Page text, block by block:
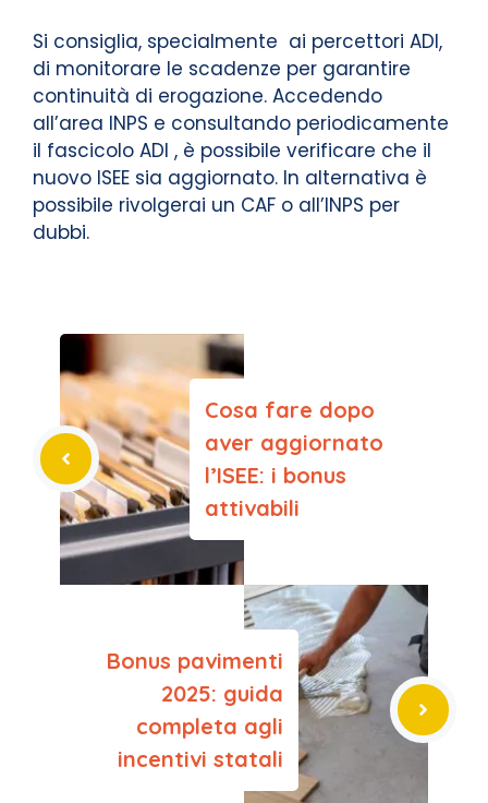
Si consiglia, specialmente ai percettori ADI,
di monitorare le scadenze per garantire
continuità di erogazione. Accedendo
all’area INPS e consultando periodicamente
il fascicolo ADI , è possibile verificare che il
nuovo ISEE sia aggiornato. In alternativa è
possibile rivolgerai un CAF o all’INPS per
dubbi.
Cosa fare dopo
aver aggiornato
l’ISEE: i bonus
attivabili
Bonus pavimenti
2025: guida
completa agli
incentivi statali